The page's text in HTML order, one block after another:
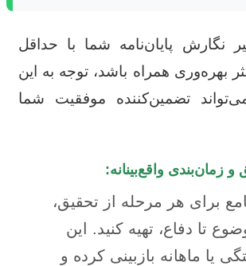
نگارش پایان‌نامه شما با حداقل
همراه باشد، توجه به این
تضمین‌کننده موفقیت شما
واقع‌بینانه:
برای هر مرحله از تحقیق،
تا دفاع، تهیه کنید. این
یا ماهانه بازبینی کرده و